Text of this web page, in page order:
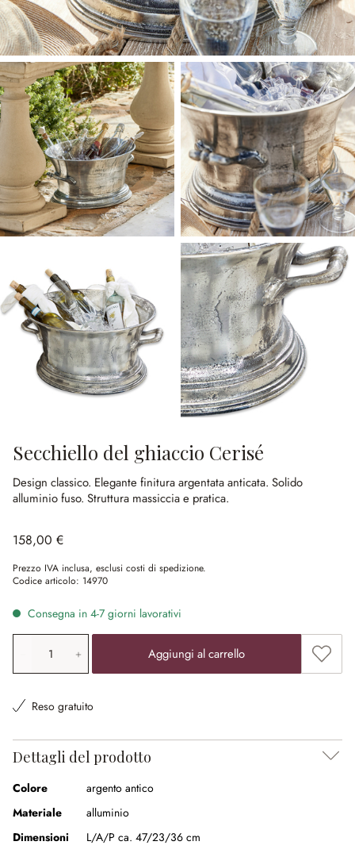
Secchiello del ghiaccio Cerisé
Design classico. Elegante finitura argentata anticata. Solido
alluminio fuso. Struttura massiccia e pratica.
158,00 €
Prezzo IVA inclusa, esclusi costi di spedizione.
Codice articolo: 14970
Consegna in 4-7 giorni lavorativi
Quantità prodotto: inserisci il valore desiderato o
Aggiungi al carrello
Reso gratuito
Dettagli del prodotto
Colore
argento antico
Materiale
alluminio
Dimensioni
L/A/P ca. 47/23/36 cm